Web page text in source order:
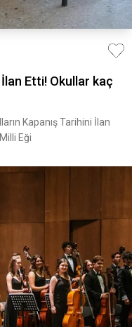
İlan Etti! Okullar kaç
Kapanış Tarihini İlan
Eği